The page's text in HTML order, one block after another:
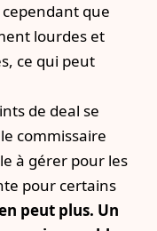
que
lourdes et
ce qui peut
de deal se
commissaire
à gérer pour les
pour certains
peut plus. Un